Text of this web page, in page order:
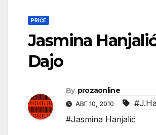
PRIČE
Jasmina
Dajo
By prozaonline
АВГ 10, 2010
#Jasmina Hanjalić